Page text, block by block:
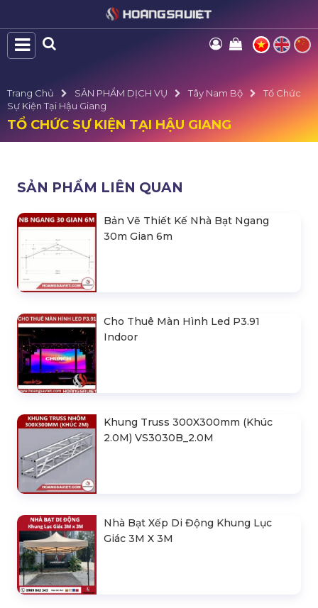
Trang Chủ SẢN PHẨM DỊCH VỤ Tây Nam Bộ
Tổ Chức
Sự Kiện Tại Hậu Giang
TỔ CHỨC SỰ KIỆN TẠI HẬU GIANG
SẢN PHẨM LIÊN QUAN
Bản Vẽ Thiết Kế Nhà Bạt Ngang
30m Gian 6m
Cho Thuê Màn Hình Led P3.91
Indoor
Khung Truss 300X300mm (Khúc
2.0M) VS3030B_2.0M
Nhà Bạt Xếp Di Động Khung Lục
Giác 3M X 3M